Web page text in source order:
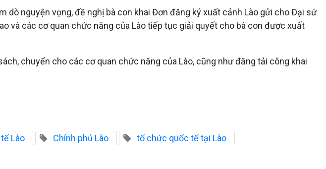
dò nguyện vọng, đề nghị bà con khai Đơn đăng ký xuất cảnh Lào gửi cho Đại sứ
và các cơ quan chức năng của Lào tiếp tục giải quyết cho bà con được xuất
chuyển cho các cơ quan chức năng của Lào, cũng như đăng tải công khai
Lào Chính phủ Lào tổ chức quốc tế tại Lào